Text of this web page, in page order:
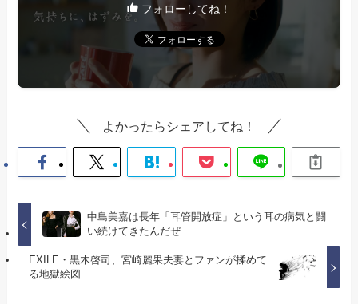
フォローしてね！
よかったらシェアしてね！
中島美嘉は長年「耳管開放症」という耳の病気と闘
い続けてきたんだぜ
EXILE・黒木啓司、宮崎麗果夫妻とファンが揉めて
る地獄絵図